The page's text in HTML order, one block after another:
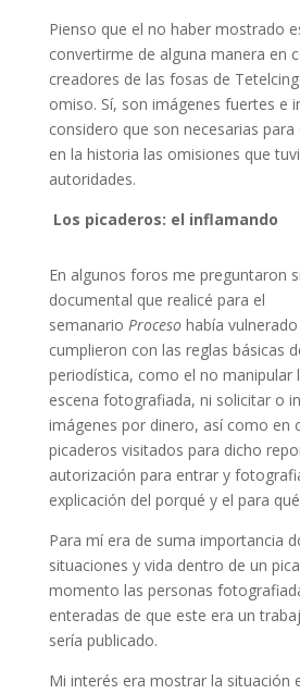
Pienso que el no haber mostrado
convertirme de alguna manera en
creadores de las fosas de
omiso. Sí, son imágenes fuertes e
considero que son necesarias
en la historia las omisiones que
autoridades.
Los picaderos: el inflamando
En algunos foros me preguntaron
documental que realicé para el
semanario Procesohabía vulnerado
cumplieron con las reglas básicas
periodística, como el no manipular
escena fotografiada, ni solicitar o
imágenes por dinero, así como en
picaderos visitados para dicho
autorización para entrar y
explicación del porqué y el para
Para mí era de suma importancia
situaciones y vida dentro de un
momento las personas
enteradas de que este era un
sería publicado.
Mi interés era mostrar la situación